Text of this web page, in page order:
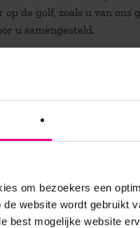
om bezoekers een
de website wordt gebruikt
best mogelijke website
de golf, zoals u van ons
u samengesteld.
te zijn van de geplande
gegevens achter.